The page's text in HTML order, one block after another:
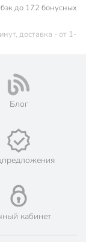
до 172 бонусных
доставка - от 1-
и оплатить
Порядок.
для товара
в такие
или
гипермаркет
мировых
Блог
кабинет